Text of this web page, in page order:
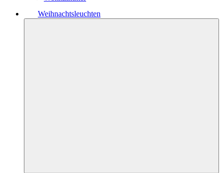
Weihnachtsleuchten